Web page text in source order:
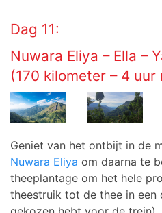
Dag 11:
Nuwara Eliya – Ella –
(170 kilometer – 4 uur
Geniet van het ontbijt in de
Nuwara Eliya om daarna te
theeplantage om het hele
theestruik tot de thee in een